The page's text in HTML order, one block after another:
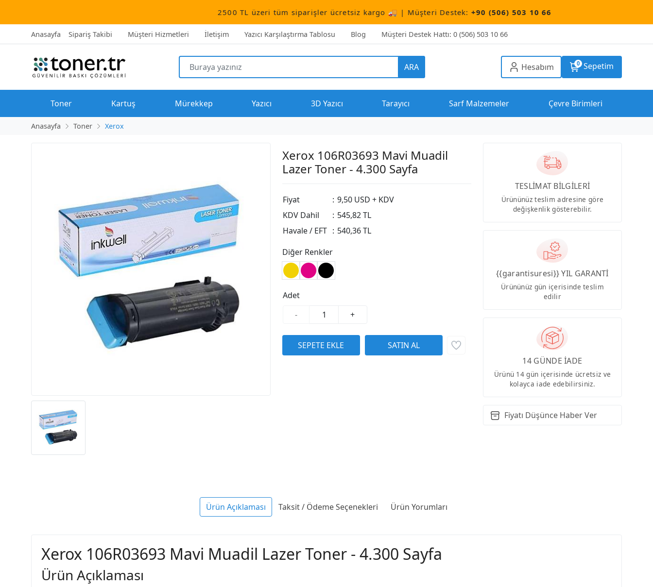
2500 TL üzeri tüm siparişler ücretsiz kargo 🚚 | Müşteri Destek:+90 (506) 503 10 66
Anasayfa Sipariş Takibi Müşteri Hizmetleri İletişim Yazıcı Karşılaştırma Tablosu Blog Müşteri Destek Hattı: 0 (506) 503 10 66
ARA Hesabım 0 Sepetim
Toner Kartuş Mürekkep Yazıcı 3D Yazıcı Tarayıcı Sarf Malzemeler Çevre Birimleri
Anasayfa Toner Xerox
Xerox 106R03693 Mavi Muadil
Lazer Toner - 4.300 Sayfa
Fiyat : 9,50 USD + KDV
KDV Dahil
: 545,82 TL
Havale / EFT : 540,36 TL
Diğer Renkler
Adet
-
+
TESLİMAT BİLGİLERİ
Ürününüz teslim adresine göre
değişkenlik gösterebilir.
{{garantisuresi}} YIL GARANTİ
Ürününüz gün içerisinde teslim
edilir
14 GÜNDE İADE
Ürünü 14 gün içerisinde ücretsiz ve
kolayca iade edebilirsiniz.
Fiyatı Düşünce Haber Ver
Ürün Açıklaması Taksit / Ödeme Seçenekleri Ürün Yorumları
Xerox 106R03693 Mavi Muadil Lazer Toner - 4.300 Sayfa
Ürün Açıklaması